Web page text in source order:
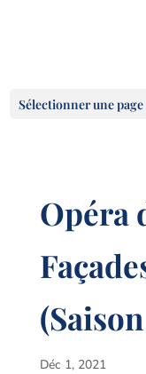
Sélectionner une page
Opéra
Déc 1, 2021